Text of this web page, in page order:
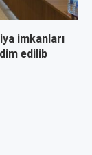
imkanları
edilib